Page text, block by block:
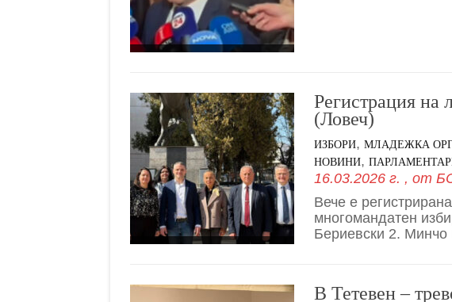
Регистрация
(Ловеч)
ИЗБОРИ, МЛАДЕЖКА
НОВИНИ,
16.03.2026 г. , от
Вече е
многомандатен
Бериевски 2.
В Тетевен –